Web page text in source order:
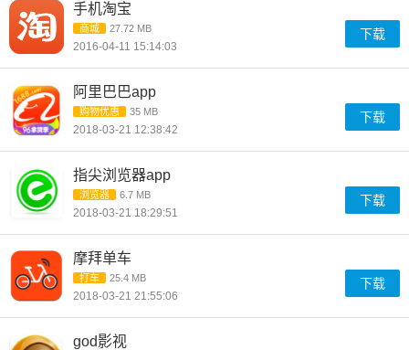
手机淘宝
商城 27.72 MB
2016-04-11 15:14:03
下载
阿里巴巴app
购物优惠 35 MB
2018-03-21 12:38:42
下载
指尖浏览器app
浏览器 6.7 MB
2018-03-21 18:29:51
下载
摩拜单车
打车 25.4 MB
2018-03-21 21:55:06
下载
god影视